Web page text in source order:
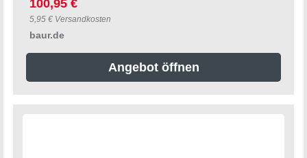
100,95 €
5,95 € Versandkosten
baur.de
Angebot öffnen